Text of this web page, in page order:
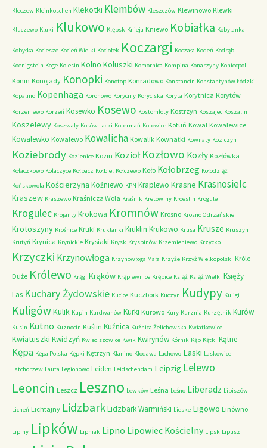
Kleczew Kleinkoschen Klekotki Klembów Kleszczów Klewinowo Klewki
Kluczewo Kluki Klukowo Klępsk Knieja Kniewo Kobiałka Kobylanka
Kobyłka Kociesze Kocień Wielki Kociołek Koczargi Koczała Kodeń Kodrąb
Koenigstein Koge Kolesin Kolno Koluszki Komornica Kompina Konarzyny Koniecpol
Konin Konojady Konopki Konotop Konradowo Konstancin Konstantynów Łódzki
Kopalino Kopenhaga Koronowo Koryciny Koryciska Koryta Korytnica Korytów
Korzeniewo Korzeń Kosewko Kosewo Kostomłoty Kostrzyn Koszajec Koszalin
Koszelewy Koszwały Kosów Lacki Kotermań Kotowice Kotuń Kowal Kowalewice
Kowalewko Kowalewo Kowalicha Kowalik Kownatki Kownaty Koziczyn
Koziebrody Kozienice Kozin Kozioł Kozłowo Kozły Kozłówka
Kołaczkowo Kołaczyce Kołbacz Kołbiel Kołczewo Koło Kołobrzeg Kołodziąż
Końskowola Kościerzyna Koźniewo KPN Kraplewo Krasne Krasnosielc
Kraszew Kraszewo Kraśnicza Wola Kraśnik Kretowiny Kroeslin Krogule
Krogulec Krojanty Krokowa Kromnów Krosno Krosno Odrzańskie
Krotoszyny Krośnice Kruki Kruklanki Kruklin Krukowo Krusa Krusze Kruszyn
Krutyń Krynica Krynickie Krysiaki Krysk Kryspinów Krzemieniewo Krzycko
Krzyczki Krzynowłoga Krzynowłoga Mała Krzyże Krzyż Wielkopolski Króle
Duże Królewo Krągi Krąków Krąpiewnice Krępice Książ Książ Wielki Księży
Las Kuchary Żydowskie Kucice Kuczbork Kuczyn Kudypy Kuligi
KuligówKulik Kupin Kurdwanów Kurki Kurowo Kury Kurznia Kurzętnik Kurów
Kusin Kutno Kuznocin Kuślin Kuźnica Kuźnica Żelichowska Kwiatkowice
Kwiatuszki Kwidzyń Kwieciszowice Kwik Kwirynów Kórnik Kąp Kątki Kątne
Kępa Kępa Polska Kępki Kętrzyn Kłanino Kłodawa Lachowo Laski Laskowice
Latchorzew Lauta Legionowo Leiden Leidschendam Leipzig Lelewo
Leoncin Leszcz Leszno Lewków Leśna Leśno Liberadz Libiszów
Licheń Lichtajny LidzbarkLidzbark Warmiński Lieske Ligowo Linówno
Lipiny Lipków Lipniak Lipno Lipowiec Kościelny Lipsk Lipusz